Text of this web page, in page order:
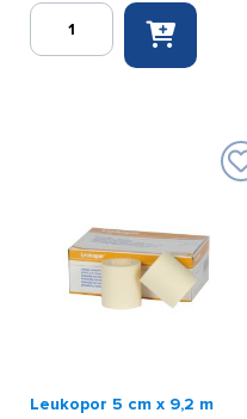
Leukopor
Leukopor 5 cm x 9,2 m